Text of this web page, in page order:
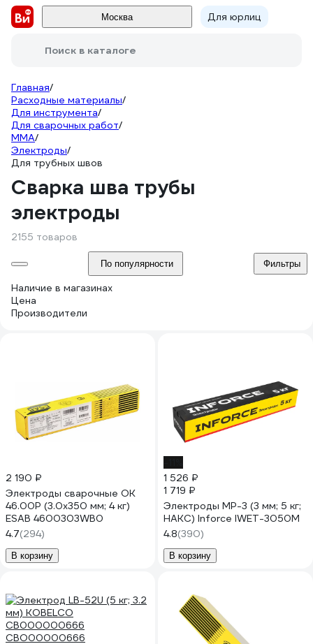
Москва Для юрлиц
Поиск в каталоге
Главная/
Расходные материалы/
Для инструмента/
Для сварочных работ/
ММА/
Электроды/
Для трубных швов
Сварка шва трубы
электроды
2155 товаров
По популярности Фильтры
Наличие в магазинах
Цена
Производители
2 190 ₽
Электроды сварочные OK
46.00P (3.0х350 мм; 4 кг)
ESAB 4600303WB0
4.7(294)
В корзину
1 526 ₽
1 719 ₽
Электроды МР-3 (3 мм; 5 кг;
НАКС) Inforce IWET-3050M
4.8(390)
В корзину